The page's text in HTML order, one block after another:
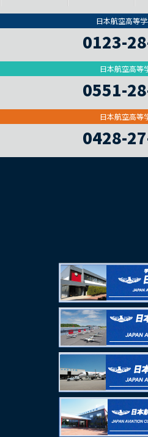
日本航空高等
0123-
日本航空高等
0551-
日本航空高等
0428-